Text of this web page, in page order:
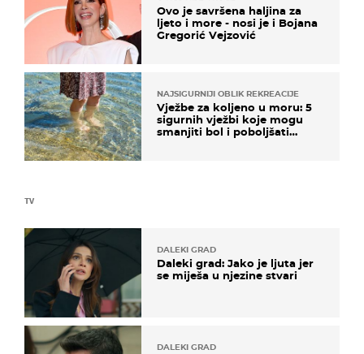
TV
DALEKI GRAD
Daleki grad: Jako je ljuta jer
se miješa u njezine stvari
DALEKI GRAD
Ovo je savršena haljina za
ljeto i more - nosi je i Bojana
Gregorić Vejzović
NAJSIGURNIJI OBLIK REKREACIJE
Vježbe za koljeno u moru: 5
sigurnih vježbi koje mogu
smanjiti bol i poboljšati